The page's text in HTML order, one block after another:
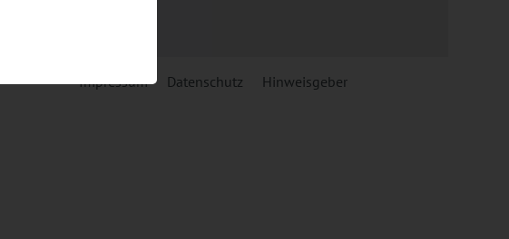
Impressum Datenschutz Hinweisgeber